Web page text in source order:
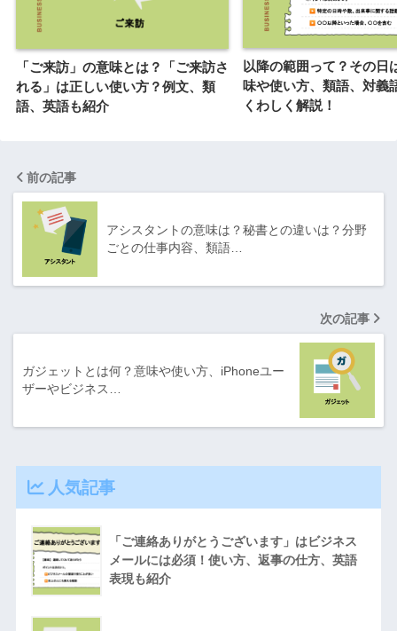
「ご来訪」の意味とは？「ご来訪さ
れる」は正しい使い方？例文、類
語、英語も紹介
以降の範囲って？その日
味や使い方、類語、対義
くわしく解説！
前の記事
アシスタントの意味は？秘書との違いは？分野
ごとの仕事内容、類語…
次の記事
ガジェットとは何？意味や使い方、iPhoneユー
ザーやビジネス…
人気記事
「ご連絡ありがとうございます」はビジネス
メールには必須！使い方、返事の仕方、英語
表現も紹介